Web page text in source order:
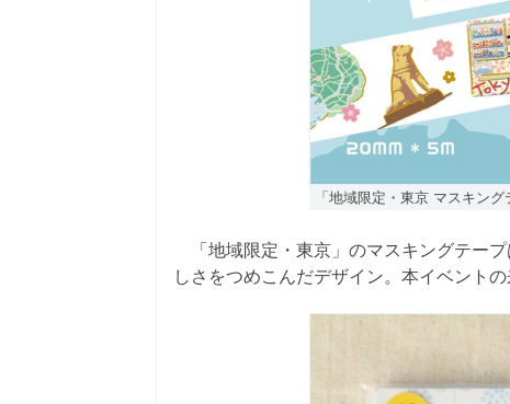
「地域限定・東京 マスキング
「地域限定・東京」のマスキングテー
しさをつめこんだデザイン。本イベント